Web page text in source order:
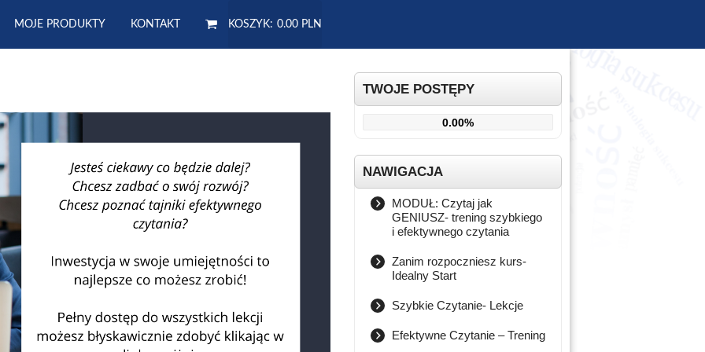
MOJE PRODUKTY KONTAKT KOSZYK: 0.00 PLN
TWOJE POSTĘPY
0.00%
NAWIGACJA
MODUŁ: Czytaj jak
GENIUSZ- trening szybkiego
i efektywnego czytania
Zanim rozpoczniesz kurs-
Idealny Start
nauce [ta lekcja jest dla Ciebie
Jak korzystać z kilku kursów
Szybkie Czytanie- Lekcje
Ciebie aktywna]
Efektywne Czytanie – Trening